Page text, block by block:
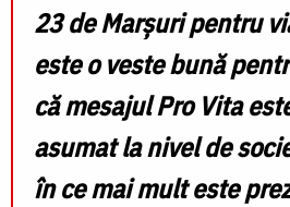
23 de Marșuri pentru
este o veste bună
că mesajul Pro Vita
asumat la nivel de
în ce mai mult este